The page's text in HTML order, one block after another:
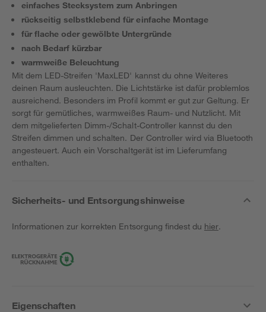
einfaches Stecksystem zum Anbringen
rückseitig selbstklebend für einfache Montage
für flache oder gewölbte Untergründe
nach Bedarf kürzbar
warmweiße Beleuchtung
Mit dem LED-Streifen 'MaxLED' kannst du ohne Weiteres
deinen Raum ausleuchten. Die Lichtstärke ist dafür problemlos
ausreichend. Besonders im Profil kommt er gut zur Geltung. Er
sorgt für gemütliches, warmweißes Raum- und Nutzlicht. Mit
dem mitgelieferten Dimm-/Schalt-Controller kannst du den
Streifen dimmen und schalten. Der Controller wird via Bluetooth
angesteuert. Auch ein Vorschaltgerät ist im Lieferumfang
enthalten.
Sicherheits- und Entsorgungshinweise
Informationen zur korrekten Entsorgung findest du hier.
Eigenschaften